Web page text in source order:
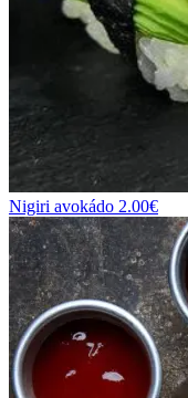
Nigiri avokádo 2.00€